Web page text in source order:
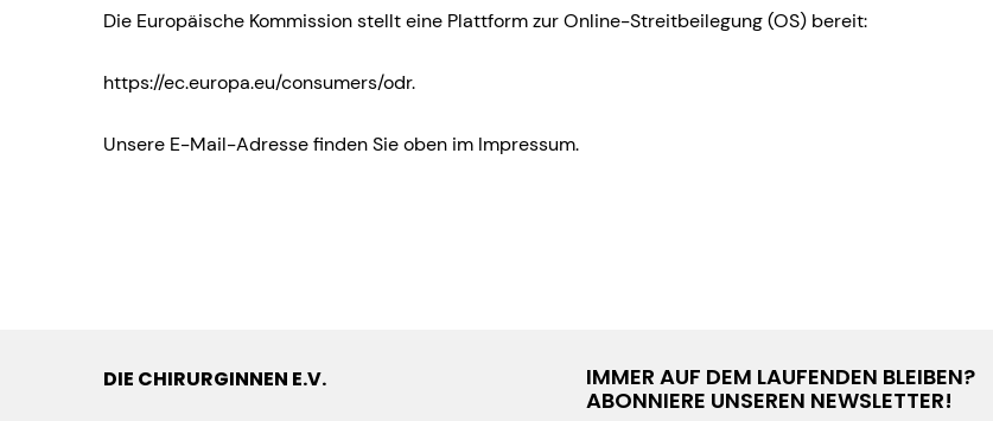
Die Europäische Kommission stellt eine Plattform zur Online-Streitbeilegung (OS) bereit:
https://ec.europa.eu/consumers/odr.
Unsere E-Mail-Adresse finden Sie oben im Impressum.
DIE CHIRURGINNEN E.V.
IMMER AUF DEM LAUFENDEN BLEIBEN?
ABONNIERE UNSEREN NEWSLETTER!